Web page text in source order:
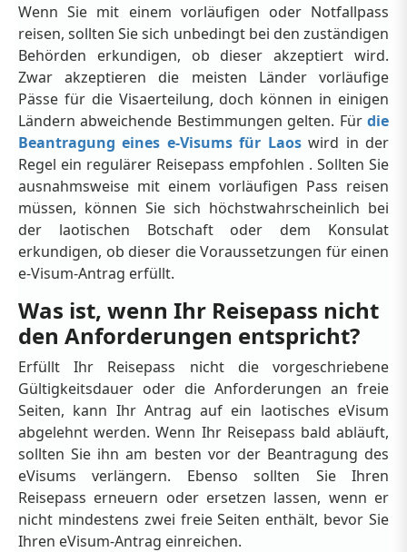
Wenn Sie mit einem vorläufigen oder Notfallpass
reisen, sollten Sie sich unbedingt bei den zuständigen
Behörden erkundigen, ob dieser akzeptiert wird.
Zwar akzeptieren die meisten Länder vorläufige
Pässe für die Visaerteilung, doch können in einigen
Ländern abweichende Bestimmungen gelten. Für die
Beantragung eines e-Visums für Laoswird in der
Regel ein regulärer Reisepass empfohlen . Sollten Sie
ausnahmsweise mit einem vorläufigen Pass reisen
müssen, können Sie sich höchstwahrscheinlich bei
der laotischen Botschaft oder dem Konsulat
erkundigen, ob dieser die Voraussetzungen für einen
e-Visum-Antrag erfüllt.
Was ist, wenn Ihr Reisepass nicht
den Anforderungen entspricht?
Erfüllt Ihr Reisepass nicht die vorgeschriebene
Gültigkeitsdauer oder die Anforderungen an freie
Seiten, kann Ihr Antrag auf ein laotisches eVisum
abgelehnt werden. Wenn Ihr Reisepass bald abläuft,
sollten Sie ihn am besten vor der Beantragung des
eVisums verlängern. Ebenso sollten Sie Ihren
Reisepass erneuern oder ersetzen lassen, wenn er
nicht mindestens zwei freie Seiten enthält, bevor Sie
Ihren eVisum-Antrag einreichen.